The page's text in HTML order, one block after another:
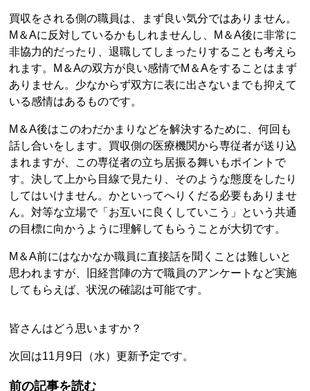
買収をされる側の職員は、まず良い気分ではありません。
M＆Aに反対しているかもしれませんし、M＆A後に非常に
非協力的だったり、退職してしまったりすることも考えら
れます。M＆Aの双方が良い感情でM＆Aをすることはまず
ありません。少なからず双方に表に出さないまでも抑えて
いる感情はあるものです。
M＆A後はこのわだかまりなどを解決するために、何回も
話し合いをします。買収側の医療機関から専従者が送り込
まれますが、この専従者の立ち居振る舞いもポイントで
す。決して上から目線で見たり、そのような態度をしたり
してはいけません。かといってへりくだる必要もありませ
ん。対等な立場で「お互いに良くしていこう」という共通
の目標に向かうように理解してもらうことが大切です。
M＆A前にはなかなか職員に直接話を聞くことは難しいと
思われますが、旧経営陣の方で職員のアンケートなど実施
してもらえば、状況の確認は可能です。
皆さんはどう思いますか？
次回は11月9日（水）更新予定です。
前の記事を読む